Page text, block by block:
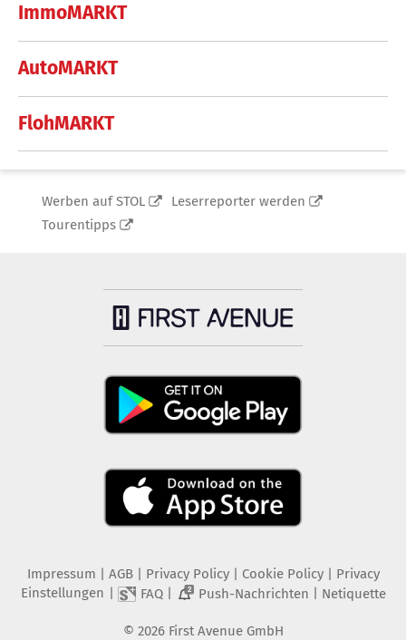
ImmoMARKT
AutoMARKT
FlohMARKT
Werben auf STOL
Leserreporter werden
Tourentipps
Impressum AGB Privacy Policy| Cookie Policy| Privacy
Einstellungen
FAQ| 2 Push-Nachrichten Netiquette
© 2026 First Avenue GmbH